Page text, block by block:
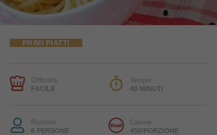
PRIMI PIATTI
Difficoltà:
FACILE
Tempo:
40 MINUTI
Porzioni:
6 PERSONE
Calorie:
450/PORZIONE